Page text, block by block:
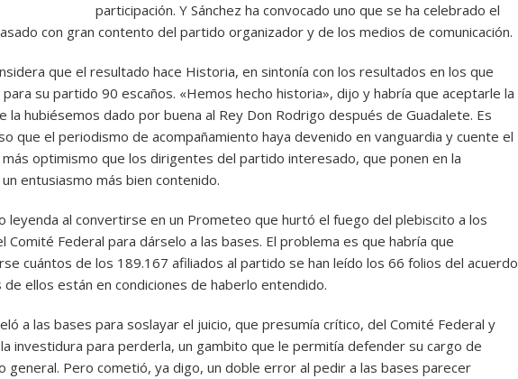
participación. Y Sánchez ha convocado uno que se ha celebrado el
con gran contento del partido organizador y de los medios de comunicación.
que el resultado hace Historia, en sintonía con los resultados en los que
para su partido 90 escaños. «Hemos hecho historia», dijo y habría que aceptarle la
la hubiésemos dado por buena al Rey Don Rodrigo después de Guadalete. Es
que el periodismo de acompañamiento haya devenido en vanguardia y cuente el
más optimismo que los dirigentes del partido interesado, que ponen en la
entusiasmo más bien contenido.
leyenda al convertirse en un Prometeo que hurtó el fuego del plebiscito a los
Comité Federal para dárselo a las bases. El problema es que habría que
cuántos de los 189.167 afiliados al partido se han leído los 66 folios del acuerdo
de ellos están en condiciones de haberlo entendido.
a las bases para soslayar el juicio, que presumía crítico, del Comité Federal y
investidura para perderla, un gambito que le permitía defender su cargo de
general. Pero cometió, ya digo, un doble error al pedir a las bases parecer